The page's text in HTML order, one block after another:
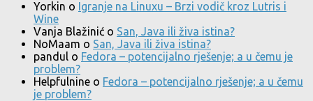
Yorkin o Igranje na Linuxu – Brzi vodič kroz Lutris i
Wine
Vanja Blažinić o San, Java ili živa istina?
NoMaam o San, Java ili živa istina?
pandul o Fedora – potencijalno rješenje; a u čemu je
problem?
Helpfulnine o Fedora – potencijalno rješenje; a u čemu
je problem?